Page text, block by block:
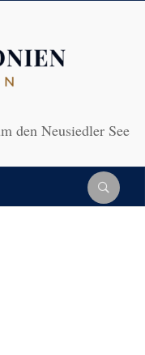
den Neusiedler See